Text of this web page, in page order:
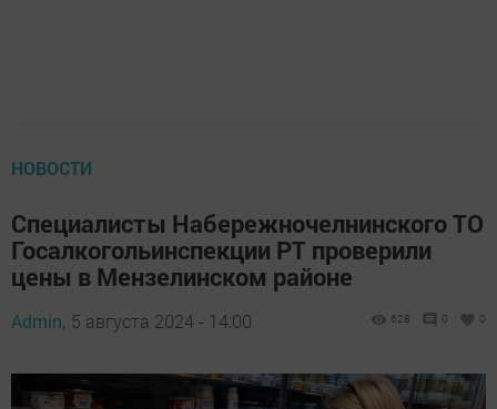
НОВОСТИ
Специалисты Набережночелнинского ТО
Госалкогольинспекции РТ проверили
цены в Мензелинском районе
Admin, 5 августа 2024 - 14:00 628 0 0